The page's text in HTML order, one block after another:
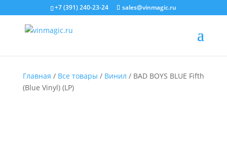
+7 (391) 240-23-24 sales@vinmagic.ru
Главная / Все товары / Винил / BAD BOYS BLUE Fifth
(Blue Vinyl) (LP)